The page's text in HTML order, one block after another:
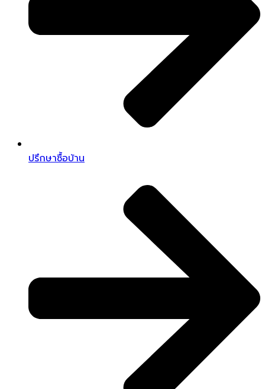
ปรึกษาซื้อบ้าน